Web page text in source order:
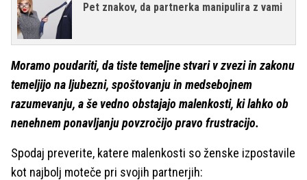
Pet znakov, da partnerka manipulira z vami
Moramo poudariti, da tiste temeljne stvari v zvezi in zakonu
temeljijo na ljubezni, spoštovanju in medsebojnem
razumevanju, a še vedno obstajajo malenkosti, ki lahko ob
nenehnem ponavljanju povzročijo pravo frustracijo.
Spodaj preverite, katere malenkosti so ženske izpostavile
kot najbolj moteče pri svojih partnerjih: